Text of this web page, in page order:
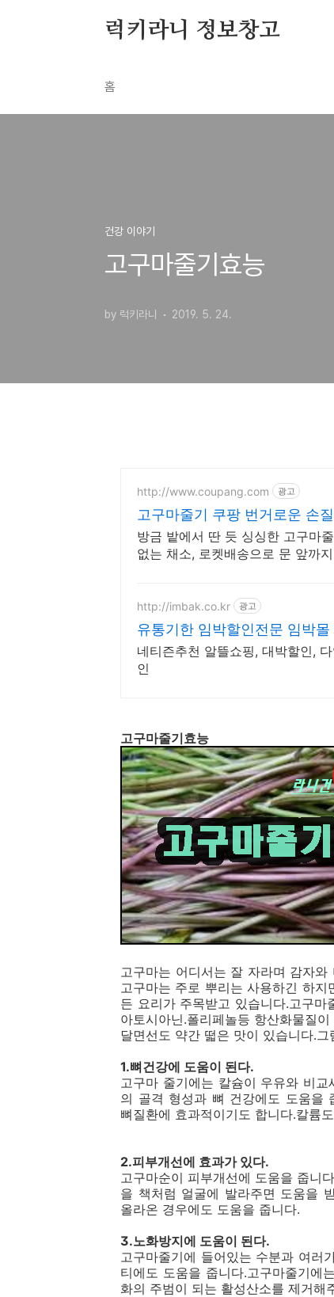
럭키라니 정보창고
홈
건강 이야기
고구마줄기효능
by 럭키라니 2019. 5. 24.
http://www.coupang.com 광고
고구마줄기 쿠팡 번거로운 손
방금 밭에서 딴 듯 싱싱한 고구마
없는 채소, 로켓배송으로 문 앞까
http://imbak.co.kr 광고
유통기한 임박할인전문 임박
네티즌추천 알뜰쇼핑, 대박할인,
인
고구마줄기효능
고구마는 어디서는 잘 자라며 감자
고구마는 주로 뿌리는 사용하긴 하
든 요리가 주목받고 있습니다.고구
아토시아닌.폴리페놀등 항산화물질
달면선도 약간 떫은 맛이 있습니다.
1.뼈건강에 도움이 된다.
고구마 줄기에는 칼슘이 우유와 비
의 골격 형성과 뼈 건강에도 도움을
뼈질환에 효과적이기도 합니다.칼륨
2.피부개선에 효과가 있다.
고구마순이 피부개선에 도움을 줍니
을 책처럼 얼굴에 발라주면 도움을
올라온 경우에도 도움을 줍니다.
3.노화방지에 도움이 된다.
고구마줄기에 들어있는 수분과 여러
티에도 도움을 줍니다.고구마줄기에
화의 주범이 되는 활성산소를 제거해